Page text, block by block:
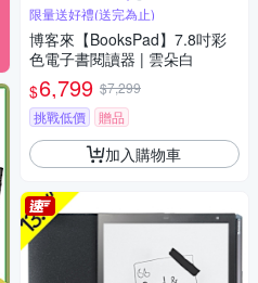
限量送好禮(送完為止)
博客來【BooksPad】7.8吋彩
色電子書閱讀器 | 雲朵白
$6,799 $7,299
挑戰低價
贈品
加入購物車